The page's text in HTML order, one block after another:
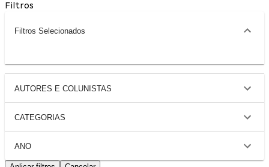
Filtros
Filtros Selecionados
AUTORES E COLUNISTAS
CATEGORIAS
ANO